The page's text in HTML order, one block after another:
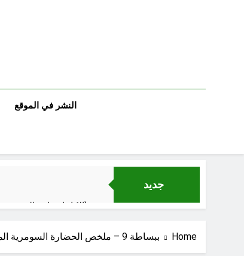
النشر في الموقع
جديد
الكاتبان باقر الزبيدي ورياض سعد يحذران من الجولاني (ح 1) (وإذا كنت فيهم فأقمت لهم الصلاة فلتقم طائفة منهم معك وليأخذوا أٍسلحتهم)
Home ببساطة 9 – ملخص الحضارة السومرية المثيرة للجدل